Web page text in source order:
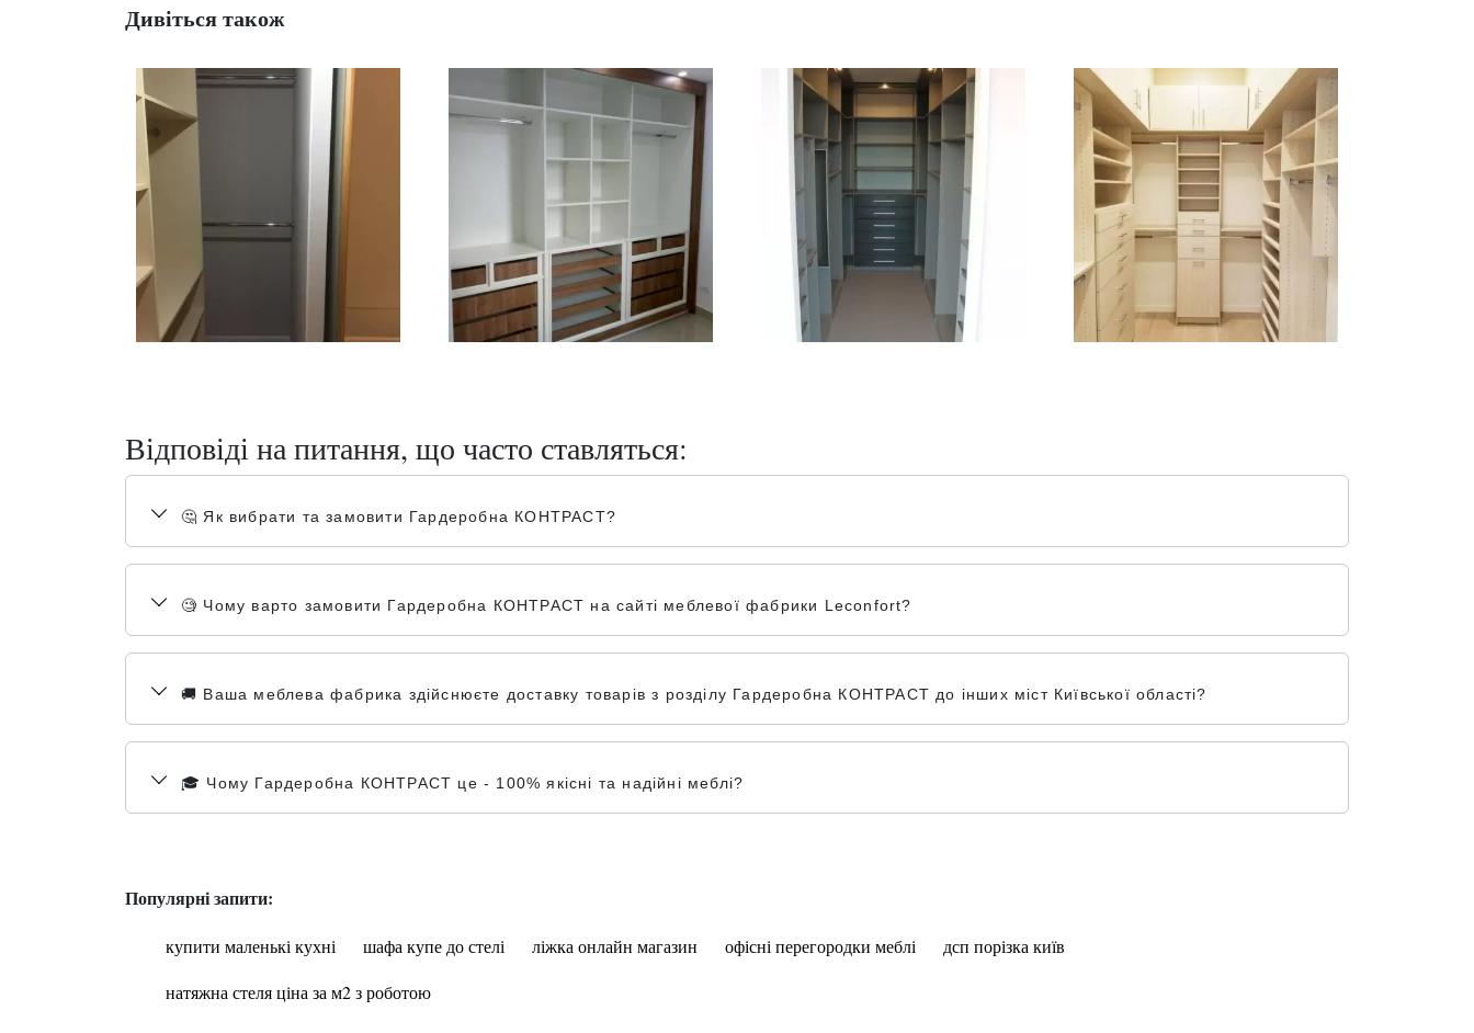
Дивіться також
Відповіді на питання, що часто ставляться:
🤔 Як вибрати та замовити Гардеробна КОНТРАСТ?
🧐 Чому варто замовити Гардеробна КОНТРАСТ на сайті меблевої фабрики Leconfort?
🚚 Ваша меблева фабрика здійснюєте доставку товарів з розділу Гардеробна КОНТРАСТ до інших міст Київської області?
🎓 Чому Гардеробна КОНТРАСТ це - 100% якісні та надійні меблі?
Популярні запити:
купити маленькі кухні шафа купе до стелі ліжка онлайн магазин офісні перегородки меблі
дсп порізка київ
натяжна стеля ціна за м2 з роботою